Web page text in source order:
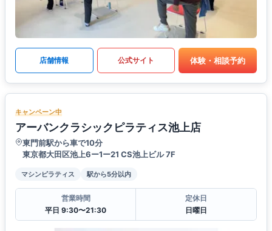
店舗情報 公式サイト 体験・相談予約
キャンペーン中
アーバンクラシックピラティス池上店
東門前駅から車で10分
東京都大田区池上6ー1ー21 CS池上ビル 7F
マシンピラティス 駅から5分以内
営業時間
平日 9:30〜21:30
定休日
日曜日